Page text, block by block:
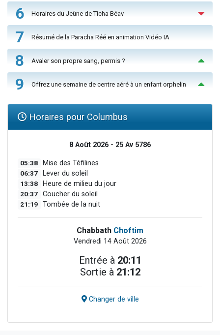
6 Horaires du Jeûne de Ticha Béav
7 Résumé de la Paracha Réé en animation Vidéo IA
8 Avaler son propre sang, permis ?
9 Offrez une semaine de centre aéré à un enfant orphelin
Horaires pour Columbus
8 Août 2026 - 25 Av 5786
05:38 Mise des Téfilines
06:37 Lever du soleil
13:38 Heure de milieu du jour
20:37 Coucher du soleil
21:19 Tombée de la nuit
Chabbath Choftim
Vendredi 14 Août 2026
Entrée à 20:11
Sortie à 21:12
Changer de ville